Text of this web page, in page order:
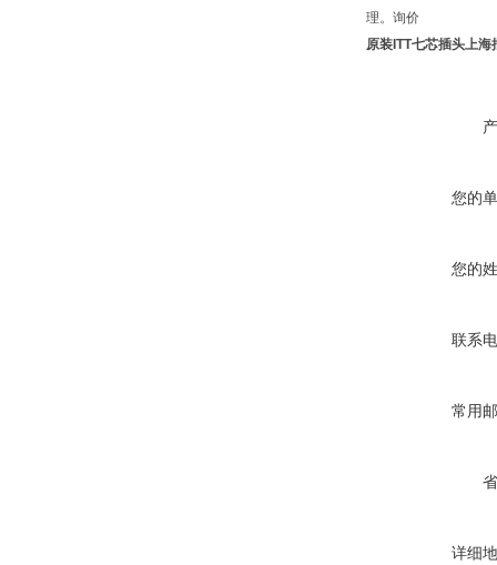
理。询价
原装ITT七芯插头上海
您的
您的
联系
常用
详细